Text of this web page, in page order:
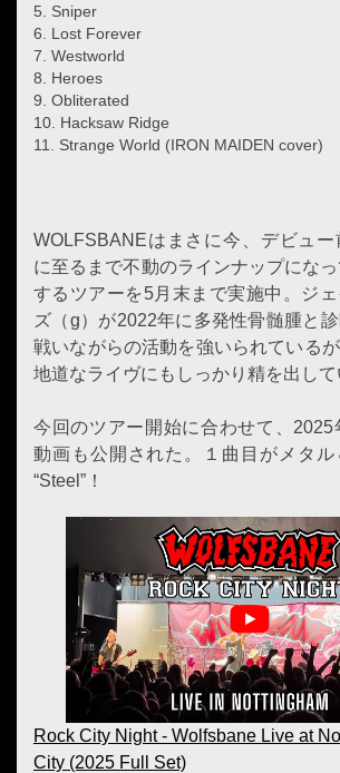
5. Sniper
6. Lost Forever
7. Westworld
8. Heroes
9. Obliterated
10. Hacksaw Ridge
11. Strange World (IRON MAIDEN cover)
WOLFSBANEはまさに今、デビュ
に至るまで不動のラインナップにな
するツアーを5月末まで実施中。ジ
ズ（g）が2022年に多発性骨髄腫と
戦いながらの活動を強いられている
地道なライヴにもしっかり精を出して
今回のツアー開始に合わせて、
動画も公開された。１曲目がメタ
“Steel”！
Rock City Night - Wolfsbane Live at
City (2025 Full Set)